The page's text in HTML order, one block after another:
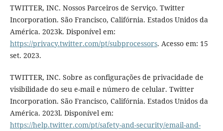
TWITTER, INC. Nossos Parceiros de Serviço. Twitter
Incorporation. São Francisco, Califórnia. Estados Unidos da
América. 2023k. Disponível em:
https://privacy.twitter.com/pt/subprocessors. Acesso em: 15
set. 2023.
TWITTER, INC. Sobre as configurações de privacidade de
visibilidade do seu e-mail e número de celular. Twitter
Incorporation. São Francisco, Califórnia. Estados Unidos da
América. 2023l. Disponível em:
https://help.twitter.com/pt/safety-and-security/email-and-